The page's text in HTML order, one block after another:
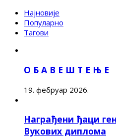
Најновије
Популарно
Тагови
О Б А В Е Ш Т Е Њ Е
19. фебруар 2026.
Награђени ђаци
Вукових диплома